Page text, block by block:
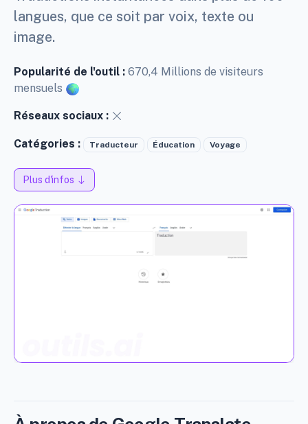
langues, que ce soit par voix, texte ou
image.
Popularité de l'outil : 670,4 Millions de visiteurs
mensuels
Réseaux sociaux :
Catégories : Traducteur Éducation Voyage
Plus d'infos